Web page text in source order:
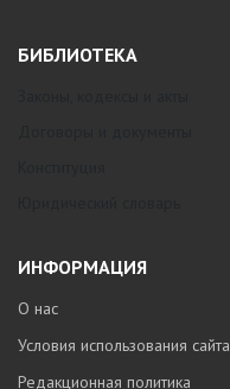
БИБЛИОТЕКА
ИНФОРМАЦИЯ
О нас
Условия использования сайта
Редакционная политика